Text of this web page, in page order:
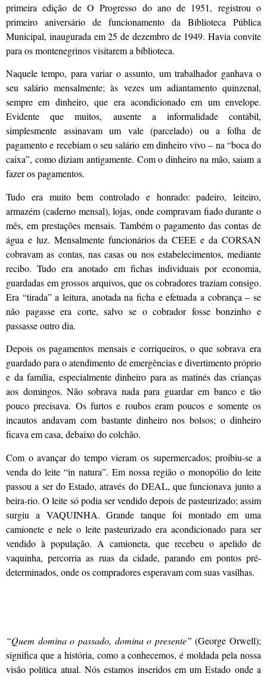
primeira edição de O Progresso do ano de 1951, registrou o
primeiro aniversário de funcionamento da Biblioteca Pública
Municipal, inaugurada em 25 de dezembro de 1949. Havia convite
para os montenegrinos visitarem a biblioteca.
Naquele tempo, para variar o assunto, um trabalhador ganhava o
seu salário mensalmente; às vezes um adiantamento quinzenal,
sempre em dinheiro, que era acondicionado em um envelope.
Evidente que muitos, ausente a informalidade contábil,
simplesmente assinavam um vale (parcelado) ou a folha de
pagamento e recebiam o seu salário em dinheiro vivo – na “boca do
caixa”, como diziam antigamente. Com o dinheiro na mão, saiam a
fazer os pagamentos.
Tudo era muito bem controlado e honrado: padeiro, leiteiro,
armazém (caderno mensal), lojas, onde compravam fiado durante o
mês, em prestações mensais. Também o pagamento das contas de
água e luz. Mensalmente funcionários da CEEE e da CORSAN
cobravam as contas, nas casas ou nos estabelecimentos, mediante
recibo. Tudo era anotado em fichas individuais por economia,
guardadas em grossos arquivos, que os cobradores traziam consigo.
Era “tirada” a leitura, anotada na ficha e efetuada a cobrança – se
não pagasse era corte, salvo se o cobrador fosse bonzinho e
passasse outro dia.
Depois os pagamentos mensais e corriqueiros, o que sobrava era
guardado para o atendimento de emergências e divertimento próprio
e da família, especialmente dinheiro para as matinés das crianças
aos domingos. Não sobrava nada para guardar em banco e tão
pouco precisava. Os furtos e roubos eram poucos e somente os
incautos andavam com bastante dinheiro nos bolsos; o dinheiro
ficava em casa, debaixo do colchão.
Com o avançar do tempo vieram os supermercados; proibiu-se a
venda do leite “in natura”. Em nossa região o monopólio do leite
passou a ser do Estado, através do DEAL, que funcionava junto a
beira-rio. O leite só podia ser vendido depois de pasteurizado; assim
surgiu a VAQUINHA. Grande tanque foi montado em uma
camionete e nele o leite pasteurizado era acondicionado para ser
vendido à população. A camioneta, que recebeu o apelido de
vaquinha, percorria as ruas da cidade, parando em pontos pré-
determinados, onde os compradores esperavam com suas vasilhas.
“Quem domina o passado, domina o presente”(George Orwell);
significa que a história, como a conhecemos, é moldada pela nossa
visão política atual. Nós estamos inseridos em um Estado onde a